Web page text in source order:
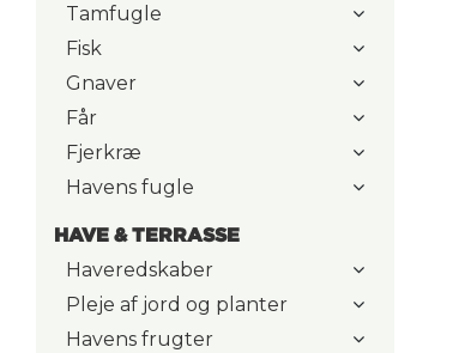
Tamfugle
Fisk
Gnaver
Får
Fjerkræ
Havens fugle
HAVE & TERRASSE
Haveredskaber
Pleje af jord og planter
Havens frugter